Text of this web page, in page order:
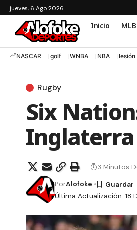
jueves, 6 Ago 2026
Inicio MLB
NASCAR golf WNBA NBA lesión
Rugby
Six
Inglaterra
Última Actualización: 18
PorAlofoke
3 Minutos